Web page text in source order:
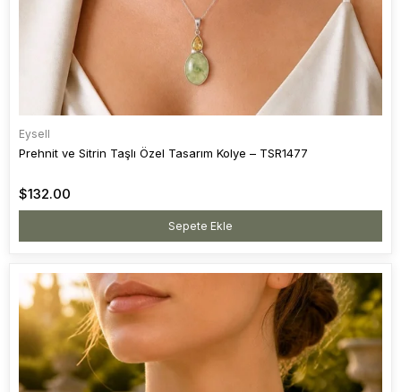
Eysell
Prehnit ve Sitrin Taşlı Özel Tasarım Kolye – TSR1477
$132.00
Sepete Ekle